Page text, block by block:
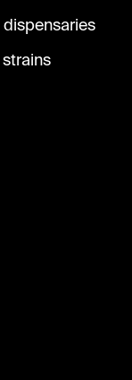
dispensaries
strains